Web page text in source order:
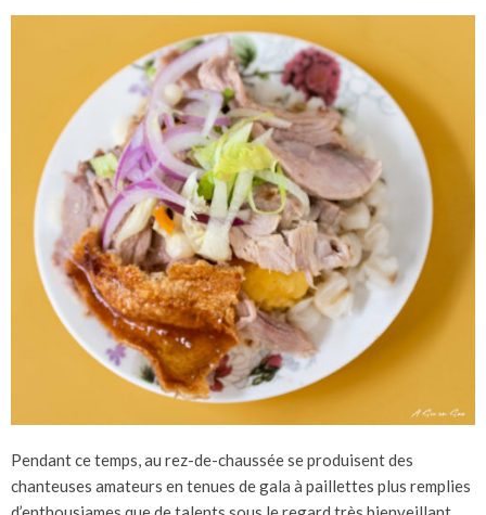
Pendant ce temps, au rez-de-chaussée se produisent des
chanteuses amateurs en tenues de gala à paillettes plus remplies